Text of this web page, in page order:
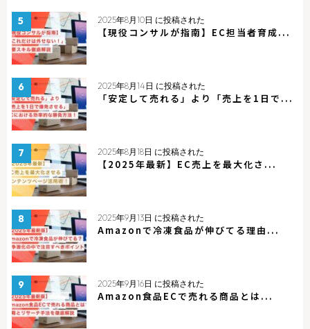
2025年8月10日 に投稿された
【現役コンサルが指南】EC担当者育成...
2025年8月14日 に投稿された
「安定して売れる」より「売上を1日で...
2025年8月18日 に投稿された
【2025年最新】EC売上を最大化さ...
2025年9月13日 に投稿された
Amazonで冷凍食品が伸びてる理由...
2025年9月16日 に投稿された
Amazon食品ECで売れる商品とは...